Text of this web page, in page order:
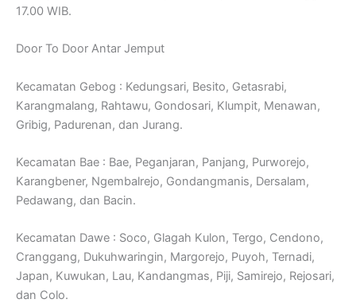
17.00 WIB.
Door To Door Antar Jemput
Kecamatan Gebog : Kedungsari, Besito, Getasrabi,
Karangmalang, Rahtawu, Gondosari, Klumpit, Menawan,
Gribig, Padurenan, dan Jurang.
Kecamatan Bae : Bae, Peganjaran, Panjang, Purworejo,
Karangbener, Ngembalrejo, Gondangmanis, Dersalam,
Pedawang, dan Bacin.
Kecamatan Dawe : Soco, Glagah Kulon, Tergo, Cendono,
Cranggang, Dukuhwaringin, Margorejo, Puyoh, Ternadi,
Japan, Kuwukan, Lau, Kandangmas, Piji, Samirejo, Rejosari,
dan Colo.